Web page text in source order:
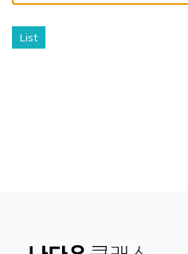
List